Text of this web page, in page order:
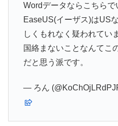
Wordデータならこちらで
EaseUS(イーザス)はUS
しくもれなく疑われてい
国絡まないことなんてこ
だと思う派です。
— ろん